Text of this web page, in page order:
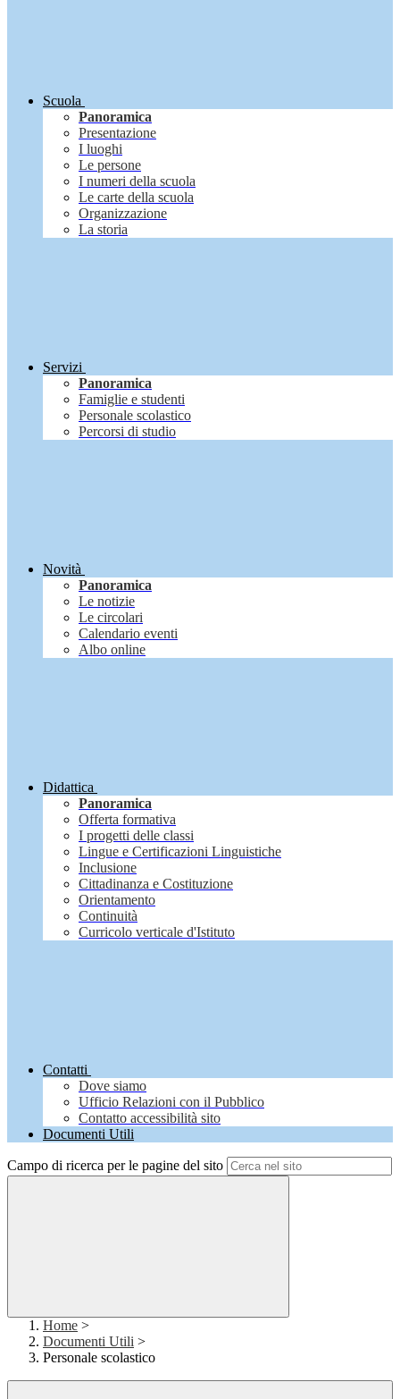
Scuola
Panoramica
Presentazione
I luoghi
Le persone
I numeri della scuola
Le carte della scuola
Organizzazione
La storia
Servizi
Panoramica
Famiglie e studenti
Personale scolastico
Percorsi di studio
Novità
Panoramica
Le notizie
Le circolari
Calendario eventi
Albo online
Didattica
Panoramica
Offerta formativa
I progetti delle classi
Lingue e Certificazioni Linguistiche
Inclusione
Cittadinanza e Costituzione
Orientamento
Continuità
Curricolo verticale d'Istituto
Contatti
Dove siamo
Ufficio Relazioni con il Pubblico
Contatto accessibilità sito
Documenti Utili
Campo di ricerca per le pagine del sito
Home >
Documenti Utili >
Personale scolastico